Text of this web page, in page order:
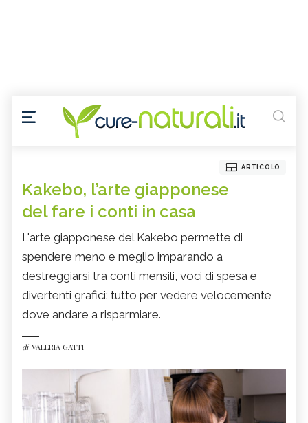
ARTICOLO
Kakebo, l’arte giapponese
del fare i conti in casa
L'arte giapponese del Kakebo permette di
spendere meno e meglio imparando a
destreggiarsi tra conti mensili, voci di spesa e
divertenti grafici: tutto per vedere velocemente
dove andare a risparmiare.
di VALERIA GATTI